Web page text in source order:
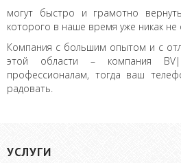
могут быстро и грамотно
которого в наше время уже никак не
Компания с большим опытом и с
этой области – компания
профессионалам, тогда ваш
радовать.
УСЛУГИ